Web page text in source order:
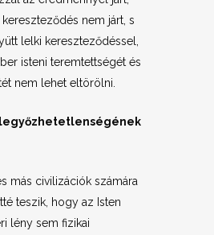
nem járt, s
lelki kereszteződéssel,
isteni teremtettségét és
nem lehet eltörölni.
legyőzhetetlenségének
más civilizációk számára
teszik, hogy az Isten
lény sem fizikai